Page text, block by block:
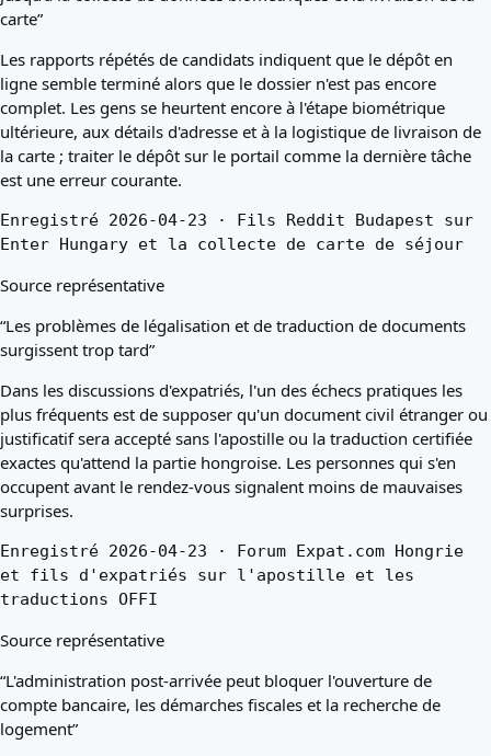
carte”
Les rapports répétés de candidats indiquent que le dépôt en
ligne semble terminé alors que le dossier n'est pas encore
complet. Les gens se heurtent encore à l'étape biométrique
ultérieure, aux détails d'adresse et à la logistique de livraison de
la carte ; traiter le dépôt sur le portail comme la dernière tâche
est une erreur courante.
Enregistré 2026-04-23 · Fils Reddit Budapest sur
Enter Hungary et la collecte de carte de séjour
Source représentative
“Les problèmes de légalisation et de traduction de documents
surgissent trop tard”
Dans les discussions d'expatriés, l'un des échecs pratiques les
plus fréquents est de supposer qu'un document civil étranger ou
justificatif sera accepté sans l'apostille ou la traduction certifiée
exactes qu'attend la partie hongroise. Les personnes qui s'en
occupent avant le rendez-vous signalent moins de mauvaises
surprises.
Enregistré 2026-04-23 · Forum Expat.com Hongrie
et fils d'expatriés sur l'apostille et les
traductions OFFI
Source représentative
“L'administration post-arrivée peut bloquer l'ouverture de
compte bancaire, les démarches fiscales et la recherche de
logement”